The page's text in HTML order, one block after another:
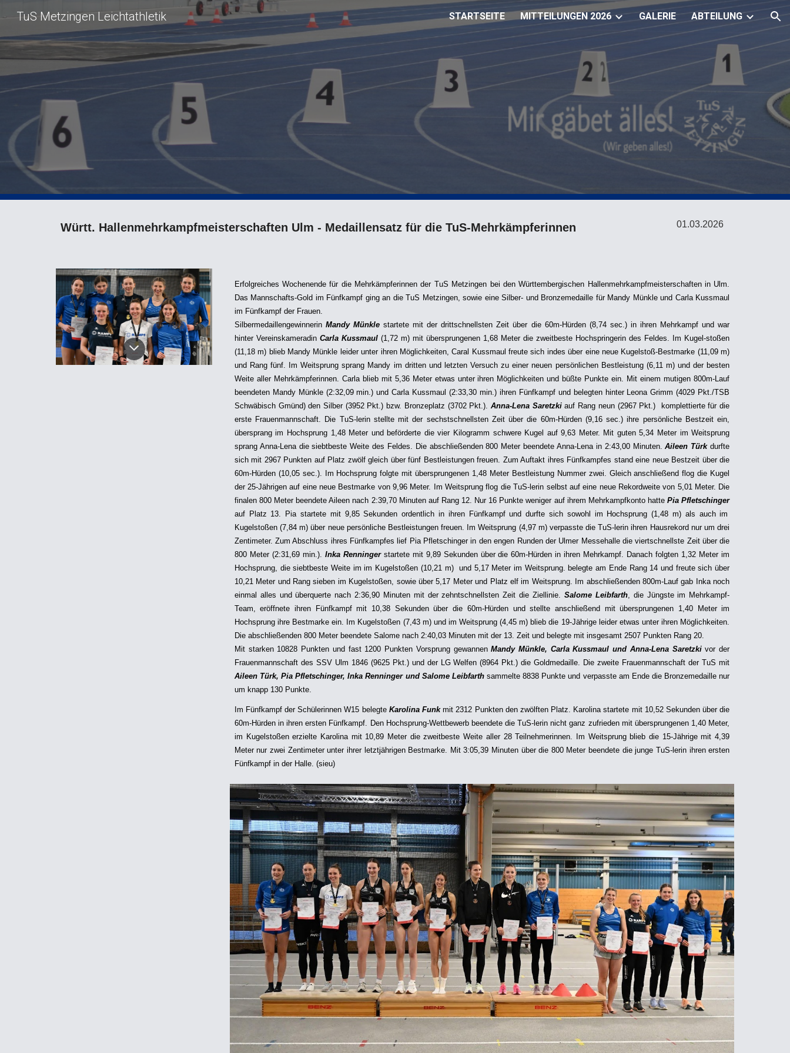
Skip to main content Skip to navigation
TuS Metzingen Leichtathletik STARTSEITE MITTEILUNGEN 2026 GALERIE ABTEILUNG
Württ. Hallenmehrkampfmeisterschaften Ulm - Medaillensatz für die TuS-Mehrkämpferinnen 01.03.2026
Erfolgreiches Wochenende für die Mehrkämpferinnen der TuS Metzingen bei den Württembergischen Hallenmehrkampfmeisterschaften in Ulm.
Das Mannschafts-Gold im Fünfkampf ging an die TuS Metzingen, sowie eine Silber- und Bronzemedaille für Mandy Münkle und Carla Kussmaul
im Fünfkampf der Frauen.
Silbermedaillengewinnerin Mandy Münklestartete mit der drittschnellsten Zeit über die 60m-Hürden (8,74 sec.) in ihren Mehrkampf und war
hinter VereinskameradinCarla Kussmaul(1,72 m) mit übersprungenen 1,68 Meter die zweitbeste Hochspringerin des Feldes. Im Kugel-stoßen
(11,18 m) blieb Mandy Münkle leider unter ihren Möglichkeiten, Caral Kussmaul freute sich indes über eine neue Kugelstoß-Bestmarke (11,09 m)
und Rang fünf. Im Weitsprung sprang Mandy im dritten und letzten Versuch zu einer neuen persönlichen Bestleistung (6,11 m) und der besten
Weite aller Mehrkämpferinnen. Carla blieb mit 5,36 Meter etwas unter ihren Möglichkeiten und büßte Punkte ein. Mit einem mutigen 800m-Lauf
beendeten Mandy Münkle (2:32,09 min.) und Carla Kussmaul (2:33,30 min.) ihren Fünfkampf und belegten hinter Leona Grimm (4029 Pkt./TSB
Schwäbisch Gmünd) den Silber (3952 Pkt.) bzw. Bronzeplatz (3702 Pkt.). Anna-Lena Saretzkiauf Rang neun (2967 Pkt.) komplettierte für die
erste Frauenmannschaft. Die TuS-lerin stellte mit der sechstschnellsten Zeit über die 60m-Hürden (9,16 sec.) ihre persönliche Bestzeit ein,
übersprang im Hochsprung 1,48 Meter und beförderte die vier Kilogramm schwere Kugel auf 9,63 Meter. Mit guten 5,34 Meter im Weitsprung
sprang Anna-Lena die siebtbeste Weite des Feldes. Die abschließenden 800 Meter beendete Anna-Lena in 2:43,00 Minuten. Aileen Türkdurfte
sich mit 2967 Punkten auf Platz zwölf gleich über fünf Bestleistungen freuen. Zum Auftakt ihres Fünfkampfes stand eine neue Bestzeit über die
60m-Hürden (10,05 sec.). Im Hochsprung folgte mit übersprungenen 1,48 Meter Bestleistung Nummer zwei. Gleich anschließend flog die Kugel
der 25-Jährigen auf eine neue Bestmarke von 9,96 Meter. Im Weitsprung flog die TuS-lerin selbst auf eine neue Rekordweite von 5,01 Meter. Die
finalen 800 Meter beendete Aileen nach 2:39,70 Minuten auf Rang 12. Nur 16 Punkte weniger auf ihrem Mehrkampfkonto hattePia Pfletschinger
auf Platz 13. Pia startete mit 9,85 Sekunden ordentlich in ihren Fünfkampf und durfte sich sowohl im Hochsprung (1,48 m) als auch im
Kugelstoßen (7,84 m) über neue persönliche Bestleistungen freuen. Im Weitsprung (4,97 m) verpasste die TuS-lerin ihren Hausrekord nur um drei
Zentimeter. Zum Abschluss ihres Fünfkampfes lief Pia Pfletschinger in den engen Runden der Ulmer Messehalle die viertschnellste Zeit über die
800 Meter (2:31,69 min.). Inka Renningerstartete mit 9,89 Sekunden über die 60m-Hürden in ihren Mehrkampf. Danach folgten 1,32 Meter im
Hochsprung, die siebtbeste Weite im im Kugelstoßen (10,21 m) und 5,17 Meter im Weitsprung. belegte am Ende Rang 14 und freute sich über
10,21 Meter und Rang sieben im Kugelstoßen, sowie über 5,17 Meter und Platz elf im Weitsprung. Im abschließenden 800m-Lauf gab Inka noch
einmal alles und überquerte nach 2:36,90 Minuten mit der zehntschnellsten Zeit die Ziellinie. Salome Leibfarth, die Jüngste im Mehrkampf-
Team, eröffnete ihren Fünfkampf mit 10,38 Sekunden über die 60m-Hürden und stellte anschließend mit übersprungenen 1,40 Meter im
Hochsprung ihre Bestmarke ein. Im Kugelstoßen (7,43 m) und im Weitsprung (4,45 m) blieb die 19-Jährige leider etwas unter ihren Möglichkeiten.
Die abschließenden 800 Meter beendete Salome nach 2:40,03 Minuten mit der 13. Zeit und belegte mit insgesamt 2507 Punkten Rang 20.
Mit starken 10828 Punkten und fast 1200 Punkten Vorsprung gewannenMandy Münkle, Carla Kussmaul und Anna-Lena Saretzkivor der
Frauenmannschaft des SSV Ulm 1846 (9625 Pkt.) und der LG Welfen (8964 Pkt.) die Goldmedaille. Die zweite Frauenmannschaft der TuS mit
Aileen Türk, Pia Pfletschinger, Inka Renninger und Salome Leibfarthsammelte 8838 Punkte und verpasste am Ende die Bronzemedaille nur
um knapp 130 Punkte.
Im Fünfkampf der Schülerinnen W15 belegte Karolina Funkmit 2312 Punkten den zwölften Platz. Karolina startete mit 10,52 Sekunden über die
60m-Hürden in ihren ersten Fünfkampf. Den Hochsprung-Wettbewerb beendete die TuS-lerin nicht ganz zufrieden mit übersprungenen 1,40 Meter,
im Kugelstoßen erzielte Karolina mit 10,89 Meter die zweitbeste Weite aller 28 Teilnehmerinnen. Im Weitsprung blieb die 15-Jährige mit 4,39
Meter nur zwei Zentimeter unter ihrer letztjährigen Bestmarke. Mit 3:05,39 Minuten über die 800 Meter beendete die junge TuS-lerin ihren ersten
Fünfkampf in der Halle. (sieu)